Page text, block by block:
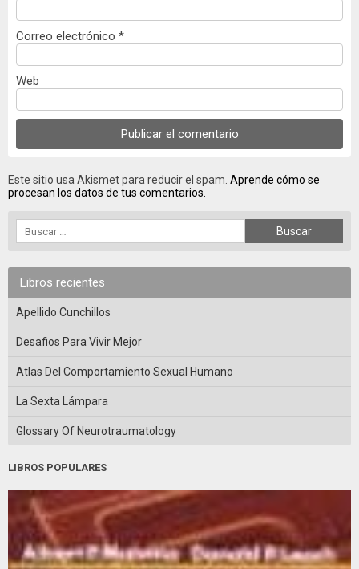
Correo electrónico *
Web
Este sitio usa Akismet para reducir el spam. Aprende cómo se
procesan los datos de tus comentarios.
Libros recientes
Apellido Cunchillos
Desafios Para Vivir Mejor
Atlas Del Comportamiento Sexual Humano
La Sexta Lámpara
Glossary Of Neurotraumatology
LIBROS POPULARES